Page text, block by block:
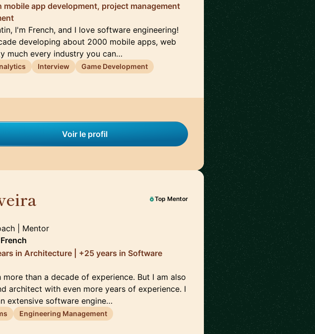
mobile app development, project management
I'm French, and I love software engineering!
developing about 2000 mobile apps, web
much every industry you can…
Interview Game Development
Voir le profil
Top Mentor
| Mentor
in Architecture | +25 years in Software
more than a decade of experience. But I am also
architect with even more years of experience. I
extensive software engine…
Engineering Management